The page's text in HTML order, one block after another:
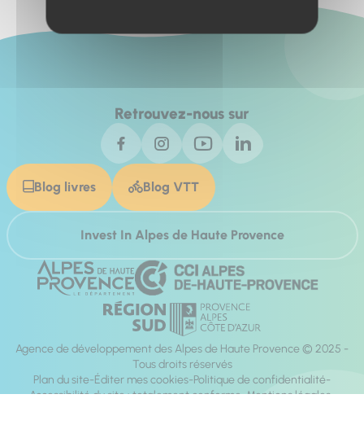
Retrouvez-nous sur
Blog livres Blog VTT
Invest In Alpes de Haute Provence
Agence de développement des Alpes de Haute Provence © 2025 -
Tous droits réservés
Plan du site Éditer mes cookies Politique de confidentialité
Accessibilité du site : totalement conforme Mentions légales